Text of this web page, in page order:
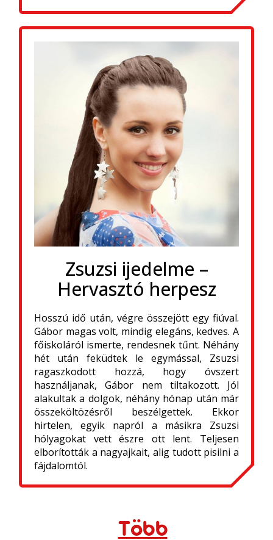
Zsuzsi ijedelme –
Hervasztó herpesz
Hosszú idő után, végre összejött egy fiúval.
Gábor magas volt, mindig elegáns, kedves. A
főiskoláról ismerte, rendesnek tűnt. Néhány
hét után feküdtek le egymással, Zsuzsi
ragaszkodott hozzá, hogy óvszert
használjanak, Gábor nem tiltakozott. Jól
alakultak a dolgok, néhány hónap után már
összeköltözésről beszélgettek. Ekkor
hirtelen, egyik napról a másikra Zsuzsi
hólyagokat vett észre ott lent. Teljesen
elborították a nagyajkait, alig tudott pisilni a
fájdalomtól.
Több